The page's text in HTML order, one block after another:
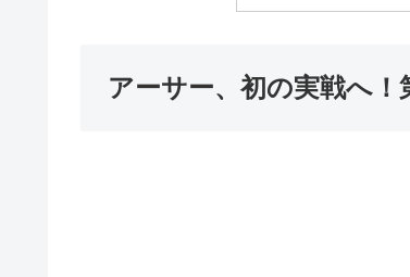
アーサー、初の実戦へ